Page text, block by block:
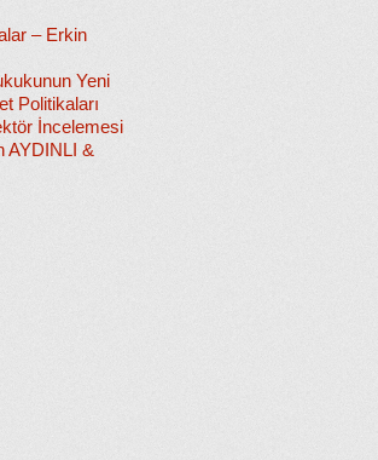
– Erkin
Yeni
Politikaları
İncelemesi
AYDINLI &